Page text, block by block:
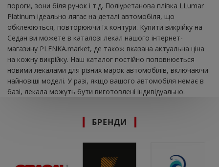
пороги, зони біля ручок і т.д. Поліуретанова плівка LLumar
Platinum ідеально лягає на деталі автомобіля, що
обклеюються, повторюючи їх контури. Купити викрійку на
Седан ви можете в каталозі лекал нашого інтернет-
магазину PLENKA.market, де також вказана актуальна ціна
на кожну викрійку. Наш каталог постійно поповнюється
новими лекалами для різних марок автомобілів, включаючи
найновіші моделі. У разі, якщо вашого автомобіля немає в
базі, лекала можуть бути виготовлені індивідуально.
БРЕНДИ